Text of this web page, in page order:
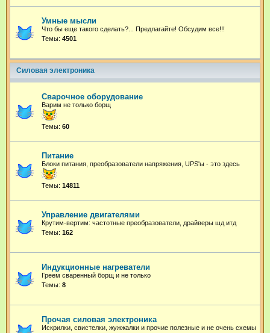
Умные мысли
Что бы еще такого сделать?... Предлагайте! Обсудим все!!!
Темы: 4501
Силовая электроника
Сварочное оборудование
Варим не только борщ
Темы: 60
Питание
Блоки питания, преобразователи напряжения, UPS'ы - это здесь
Темы: 14811
Управление двигателями
Крутим-вертим: частотные преобразователи, драйверы шд итд
Темы: 162
Индукционные нагреватели
Греем сваренный борщ и не только
Темы: 8
Прочая силовая электроника
Искрилки, свистелки, жужжалки и прочие полезные и не очень схемы